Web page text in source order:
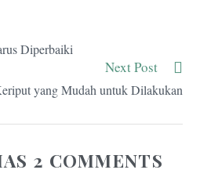
Diperbaiki
Next Post
yang Mudah untuk Dilakukan
2 COMMENTS